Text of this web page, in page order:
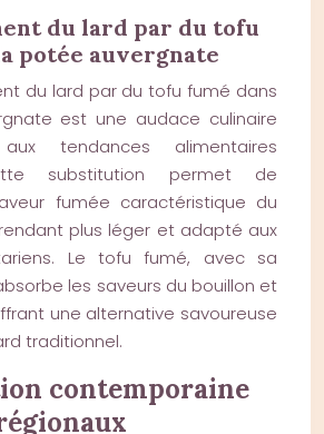
du lard par du tofu
potée auvergnate
du lard par du tofu fumé dans
est une audace culinaire
tendances alimentaires
substitution permet de
fumée caractéristique du
plus léger et adapté aux
Le tofu fumé, avec sa
les saveurs du bouillon et
une alternative savoureuse
traditionnel.
contemporaine